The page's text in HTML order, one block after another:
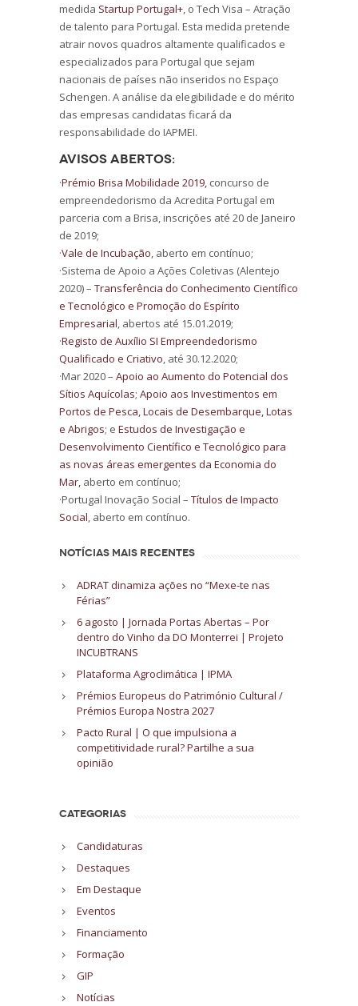
medida Startup Portugal+, o Tech Visa – Atração
de talento para Portugal. Esta medida pretende
atrair novos quadros altamente qualificados e
especializados para Portugal que sejam
nacionais de países não inseridos no Espaço
Schengen. A análise da elegibilidade e do mérito
das empresas candidatas ficará da
responsabilidade do IAPMEI.
Avisos abertos:
·Prémio Brisa Mobilidade 2019, concurso de
empreendedorismo da Acredita Portugal em
parceria com a Brisa, inscrições até 20 de Janeiro
de 2019;
·Vale de Incubação, aberto em contínuo;
·Sistema de Apoio a Ações Coletivas (Alentejo
2020) – Transferência do Conhecimento Científico
e Tecnológico e Promoção do Espírito
Empresarial, abertos até 15.01.2019;
·Registo de Auxílio SI Empreendedorismo
Qualificado e Criativo, até 30.12.2020;
·Mar 2020 – Apoio ao Aumento do Potencial dos
Sítios Aquícolas; Apoio aos Investimentos em
Portos de Pesca, Locais de Desembarque, Lotas
e Abrigos; e Estudos de Investigação e
Desenvolvimento Científico e Tecnológico para
as novas áreas emergentes da Economia do
Mar, aberto em contínuo;
·Portugal Inovação Social – Títulos de Impacto
Social, aberto em contínuo.
NOTÍCIAS MAIS RECENTES
ADRAT dinamiza ações no “Mexe-te nas
Férias”
6 agosto | Jornada Portas Abertas – Por
dentro do Vinho da DO Monterrei | Projeto
INCUBTRANS
Plataforma Agroclimática | IPMA
Prémios Europeus do Património Cultural /
Prémios Europa Nostra 2027
Pacto Rural | O que impulsiona a
competitividade rural? Partilhe a sua
opinião
CATEGORIAS
Candidaturas
Destaques
Em Destaque
Eventos
Financiamento
Formação
GIP
Notícias